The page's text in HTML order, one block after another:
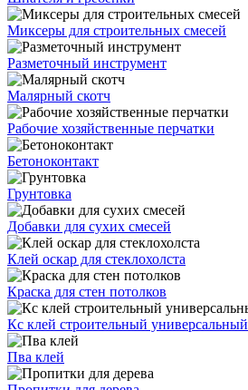
Миксеры для строительных смесей
Разметочный инструмент
Малярный скотч
Рабочие хозяйственные перчатки
Бетоноконтакт
Грунтовка
Добавки для сухих смесей
Клей оскар для стеклохолста
Краска для стен потолков
Кс клей строительный универсальный
Пва клей